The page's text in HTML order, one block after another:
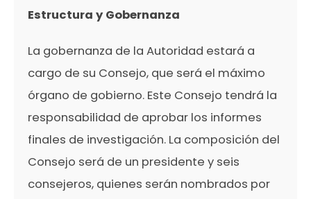
Estructura y Gobernanza
La gobernanza de la Autoridad estará a
cargo de su Consejo, que será el máximo
órgano de gobierno. Este Consejo tendrá la
responsabilidad de aprobar los informes
finales de investigación. La composición del
Consejo será de un presidente y seis
consejeros, quienes serán nombrados por